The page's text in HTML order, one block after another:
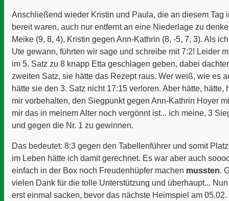
Anschließend wieder Kristin und Paula, die an diesem Tag
bereit waren, auch nur entfernt an eine Niederlage zu
Meike (9, 8, 4), Kristin gegen Ann-Kathrin (8, -5, 7, 3). Als
Ute gewann, führten wir sage und schreibe mit 7:2! Leider
im 5. Satz zu 8 knapp Etta geschlagen geben, dabei
zweiten Satz, sie hätte das Rezept raus. Wer weiß, wie es
hätte sie den 3. Satz nicht 17:15 verloren. Aber hätte, hätte,
mir vorbehalten, den Siegpunkt gegen Ann-Kathrin Hoyer
mir das in meinem Alter noch vergönnt ist... ich meine, 3
und gegen die Nr. 1 zu gewinnen.
Das bedeutet: 8:3 gegen den Tabellenführer und somit
im Leben hätte ich damit gerechnet. Es war aber auch
einfach in der Box noch Freudenhüpfer machen mussten.
vielen Dank für die tolle Unterstützung und überhaupt...
erst einmal sacken, bevor das nächste Heimspiel am